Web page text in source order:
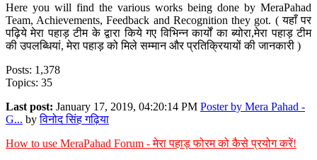
Here you will find the various works being done by MeraPahad
Team, Achievements, Feedback and Recognition they got. ( यहाँ पर
पढ़िये मेरा पहाड़ टीम के द्वारा किये गए विभिन्न कार्यों का ब्योरा,मेरा पहाड़ टीम
की उपलब्धियां, मेरा पहाड़ को मिले सम्मान और प्रतिक्रियायों की जानकारी )
Posts: 1,378
Topics: 35
Last post: January 17, 2019, 04:20:14 PM Poster by Mera Pahad -
G... byविनोद सिंह गढ़िया
How to use MeraPahad Forum - मेरा पहाड़ फोरम को कैसे प्रयोग करें!